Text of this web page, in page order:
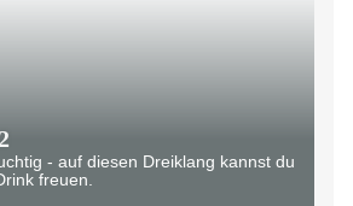
- auf diesen Dreiklang kannst du
freuen.